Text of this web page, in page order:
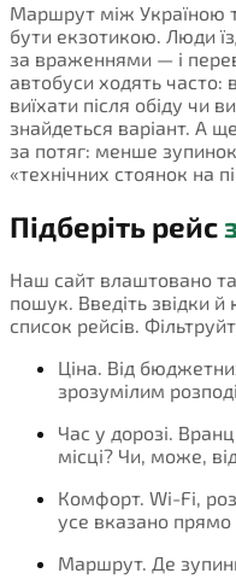
Маршрут між Україною
бути екзотикою. Люди
за враженнями — і
автобуси ходять часто:
виїхати після обіду чи
знайдеться варіант. А
за потяг: менше
«технічних стоянок на
Підберіть рейс
Наш сайт влаштовано
пошук. Введіть звідки
список рейсів.
Ціна. Від
зрозумілим
Час у дорозі.
місці? Чи, може,
Комфорт. Wi-Fi,
усе вказано прямо
Маршрут. Де